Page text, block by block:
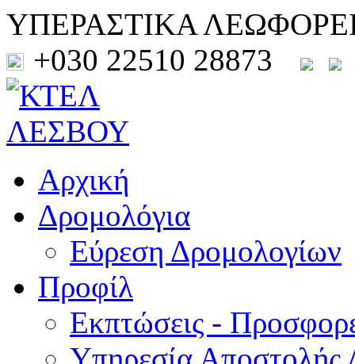
ΥΠΕΡΑΣΤΙΚΑ
+030 22510 28873
Αρχική
Δρομολόγια
Εύρεση Δρομολογίων
Προφίλ
Εκπτώσεις -